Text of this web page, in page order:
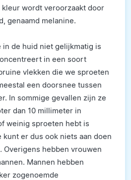
wordt veroorzaakt door
genaamd melanine.
in de huid niet gelijkmatig is
in een soort
vlekken die we sproeten
een doorsnee tussen
In sommige gevallen zijn ze
dan 10 millimeter in
weinig sproeten hebt is
kunt er dus ook niets aan doen
Overigens hebben vrouwen
Mannen hebben
zogenoemde